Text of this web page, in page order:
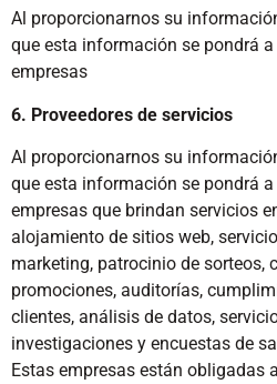
Al proporcionarnos su
que esta información se pondrá
empresas
6. Proveedores de servicios
Al proporcionarnos su
que esta información se pondrá
empresas que brindan servicios
alojamiento de sitios web,
marketing, patrocinio de sorteos,
promociones, auditorías,
clientes, análisis de datos,
investigaciones y encuestas de
Estas empresas están obligadas